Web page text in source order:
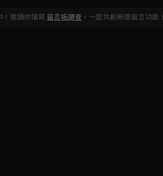
！邀請你填寫 留言板調查 ，一起共創新版留言功能！